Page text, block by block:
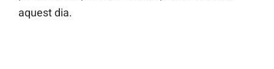
aquest dia.